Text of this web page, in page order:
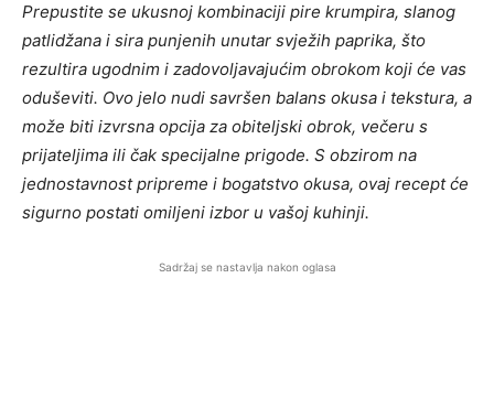
Prepustite se ukusnoj kombinaciji pire krumpira, slanog
patlidžana i sira punjenih unutar svježih paprika, što
rezultira ugodnim i zadovoljavajućim obrokom koji će vas
oduševiti. Ovo jelo nudi savršen balans okusa i tekstura, a
može biti izvrsna opcija za obiteljski obrok, večeru s
prijateljima ili čak specijalne prigode. S obzirom na
jednostavnost pripreme i bogatstvo okusa, ovaj recept će
sigurno postati omiljeni izbor u vašoj kuhinji.
Sadržaj se nastavlja nakon oglasa